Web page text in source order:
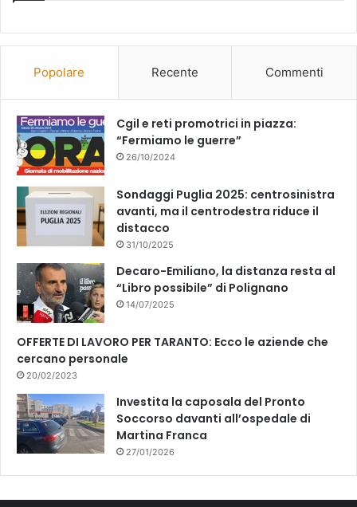
Popolare Recente Commenti
Cgil e reti promotrici in piazza:
“Fermiamo le guerre”
26/10/2024
Sondaggi Puglia 2025: centrosinistra
avanti, ma il centrodestra riduce il
distacco
31/10/2025
Decaro-Emiliano, la distanza resta al
“Libro possibile” di Polignano
14/07/2025
OFFERTE DI LAVORO PER TARANTO: Ecco le aziende che
cercano personale
20/02/2023
Investita la caposala del Pronto
Soccorso davanti all’ospedale di
Martina Franca
27/01/2026